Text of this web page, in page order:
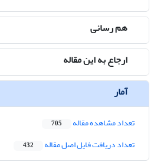
هم رسانی
ارجاع به این مقاله
آمار
تعداد مشاهده مقاله 705
تعداد دریافت فایل اصل مقاله 432